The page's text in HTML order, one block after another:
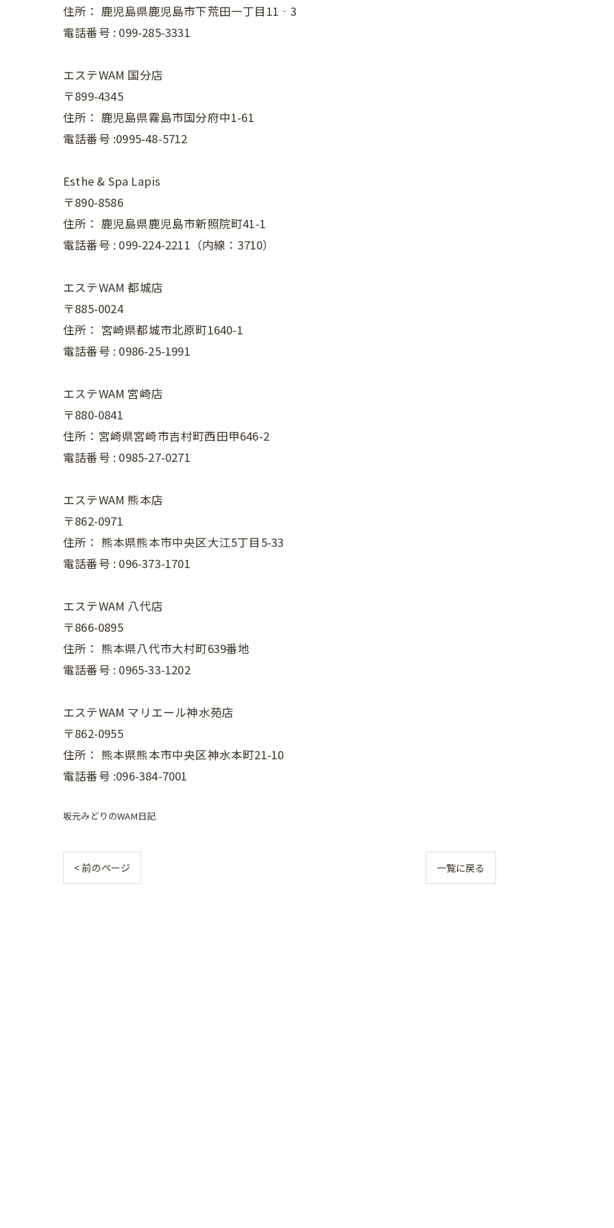
住所： 鹿児島県鹿児島市下荒田一丁目11‐3
電話番号 : 099-285-3331
エステWAM 国分店
〒899-4345
住所： 鹿児島県霧島市国分府中1-61
電話番号 :0995-48-5712
Esthe & Spa Lapis
〒890-8586
住所： 鹿児島県鹿児島市新照院町41-1
電話番号 : 099-224-2211（内線：3710）
エステWAM 都城店
〒885-0024
住所： 宮崎県都城市北原町1640-1
電話番号 : 0986-25-1991
エステWAM 宮崎店
〒880-0841
住所：宮崎県宮崎市吉村町西田甲646-2
電話番号 : 0985-27-0271
エステWAM 熊本店
〒862-0971
住所： 熊本県熊本市中央区大江5丁目5-33
電話番号 : 096-373-1701
エステWAM 八代店
〒866-0895
住所： 熊本県八代市大村町639番地
電話番号 : 0965-33-1202
エステWAM マリエール神水苑店
〒862-0955
住所： 熊本県熊本市中央区神水本町21-10
電話番号 :096-384-7001
坂元みどりのWAM日記
< 前のページ 一覧に戻る